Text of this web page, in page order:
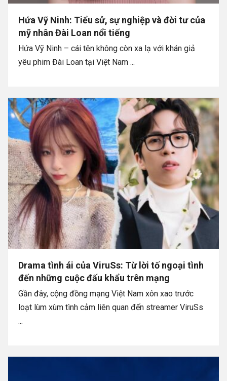
Hứa Vỹ Ninh: Tiểu sử, sự nghiệp và đời tư của
mỹ nhân Đài Loan nổi tiếng
Hứa Vỹ Ninh – cái tên không còn xa lạ với khán giả
yêu phim Đài Loan tại Việt Nam ...
Drama tình ái của ViruSs: Từ lời tố ngoại tình
đến những cuộc đấu khẩu trên mạng
Gần đây, cộng đồng mạng Việt Nam xôn xao trước
loạt lùm xùm tình cảm liên quan đến streamer ViruSs
...